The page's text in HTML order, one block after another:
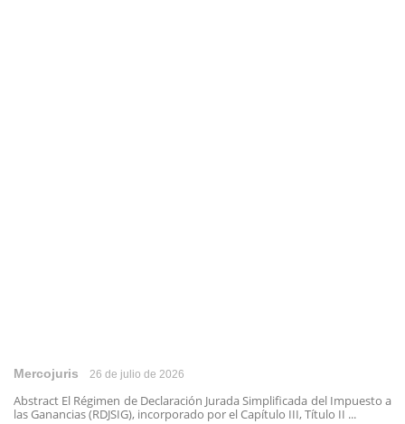
Mercojuris 26 de julio de 2026
Abstract El Régimen de Declaración Jurada Simplificada del Impuesto a
las Ganancias (RDJSIG), incorporado por el Capítulo III, Título II ...